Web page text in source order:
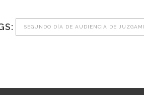
SEGUNDO DÍA DE AUDIENCIA DE